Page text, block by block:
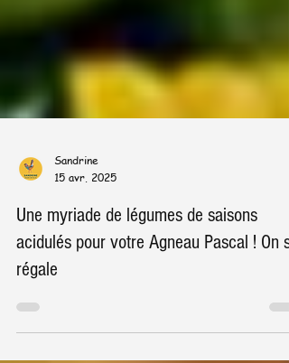
Sandrine
15 avr. 2025
Une myriade de légumes de saisons
acidulés pour votre Agneau Pascal ! On se